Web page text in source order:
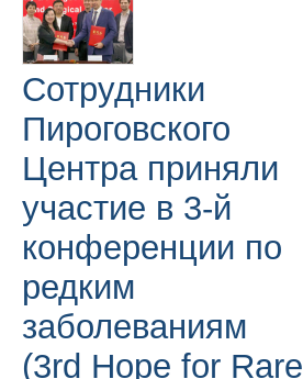
Сотрудники
Пироговского
Центра приняли
участие в 3-й
конференции по
редким
заболеваниям
(3rd Hope for Rare